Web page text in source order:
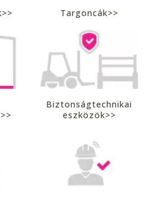
Targoncák>>
Biztonságtechnikai
eszközök>>